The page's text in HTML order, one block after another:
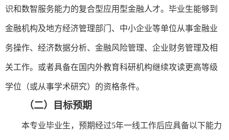
识和数智服务能力的复合型应用型金融人才。毕业生能够到
金融机构及地方经济管理部门、中小企业等单位从事金融业
务操作、经济数据分析、金融风险管理、企业财务管理及相
关工作。或者具备在国内外教育科研机构继续攻读更高等级
学位（或从事学术研究）的资格条件。
（二）目标预期
本专业毕业生，预期经过5年一线工作后应具备以下能力